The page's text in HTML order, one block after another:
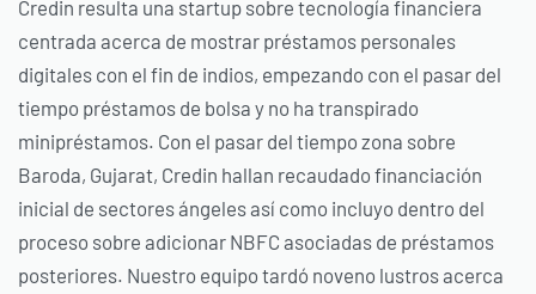
Credin resulta una startup sobre tecnología financiera
centrada acerca de mostrar préstamos personales
digitales con el fin de indios, empezando con el pasar del
tiempo préstamos de bolsa y no ha transpirado
minipréstamos. Con el pasar del tiempo zona sobre
Baroda, Gujarat, Credin hallan recaudado financiación
inicial de sectores ángeles así­ como incluyo dentro del
proceso sobre adicionar NBFC asociadas de préstamos
posteriores. Nuestro equipo tardó noveno lustros acerca